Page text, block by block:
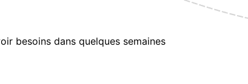
besoins dans quelques semaines